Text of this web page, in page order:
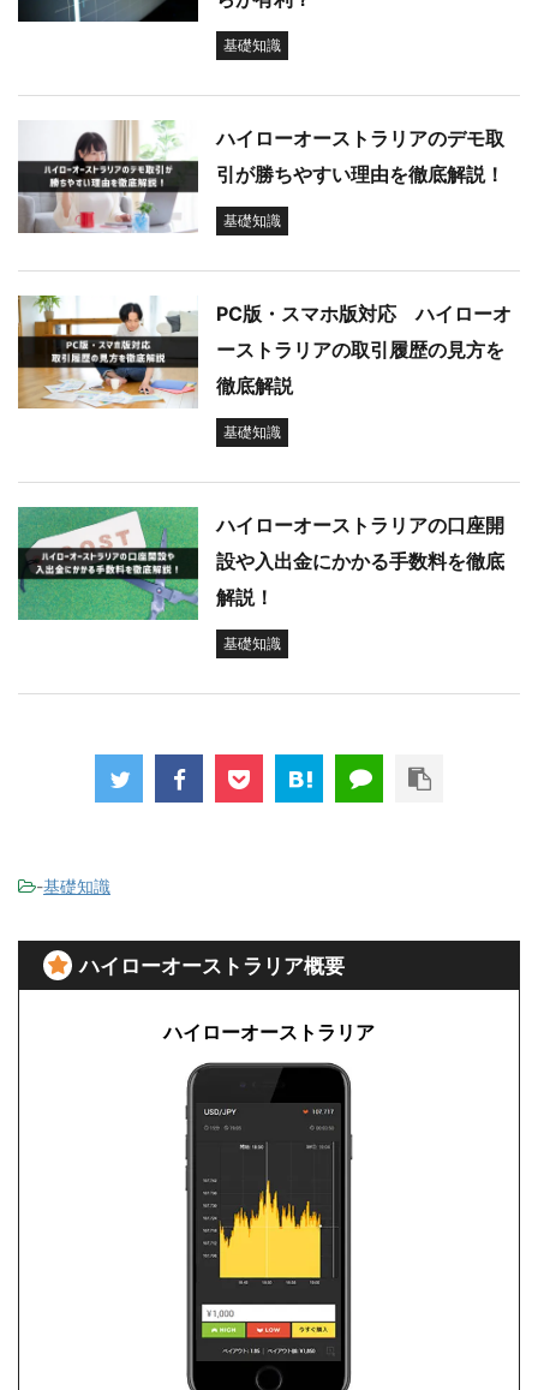
基礎知識
ハイローオーストラリアのデモ取
引が勝ちやすい理由を徹底解説！
基礎知識
PC版・スマホ版対応 ハイローオ
ーストラリアの取引履歴の見方を
徹底解説
基礎知識
ハイローオーストラリアの口座開
設や入出金にかかる手数料を徹底
解説！
基礎知識
-基礎知識
ハイローオーストラリア概要
ハイローオーストラリア